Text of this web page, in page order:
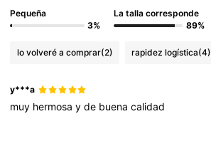
Pequeña
3%
La talla corresponde
89%
lo volveré a comprar(2) rapidez logística(4)
y***a
muy hermosayde buenacalidad